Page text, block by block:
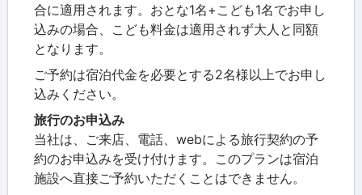
合に適用されます。おとな1名+こども1名でお申し
込みの場合、こども料金は適用されず大人と同額
となります。
ご予約は宿泊代金を必要とする2名様以上でお申し
込みください。
旅行のお申込み
当社は、ご来店、電話、webによる旅行契約の予
約のお申込みを受け付けます。このプランは宿泊
施設へ直接ご予約いただくことはできません。